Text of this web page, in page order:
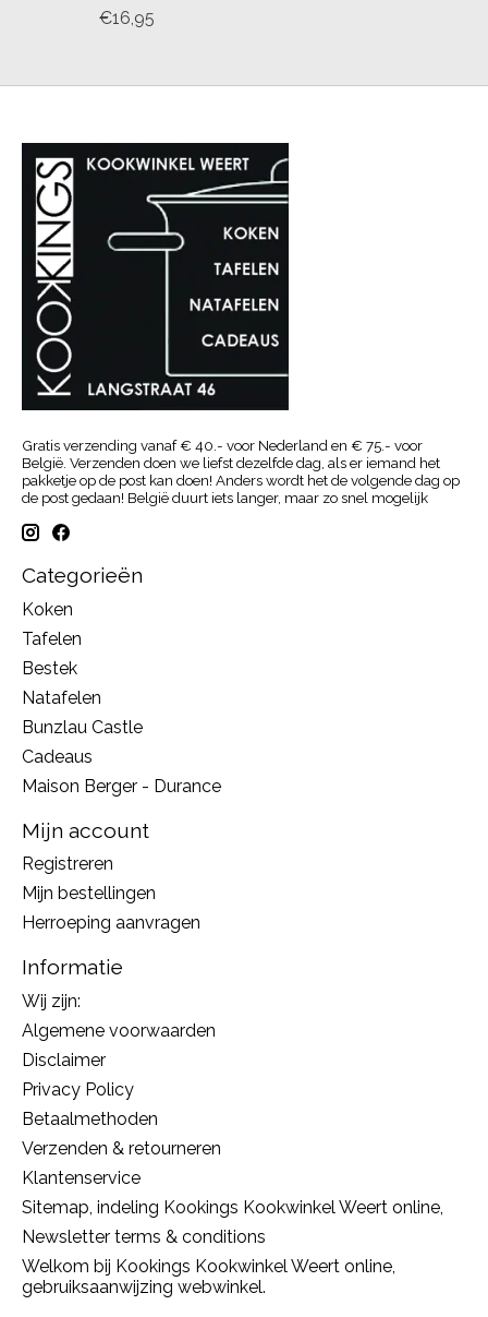
€16,95
Gratis verzending vanaf € 40.- voor Nederland en € 75.- voor
België. Verzenden doen we liefst dezelfde dag, als er iemand het
pakketje op de post kan doen! Anders wordt het de volgende dag op
de post gedaan! België duurt iets langer, maar zo snel mogelijk
Categorieën
Koken
Tafelen
Bestek
Natafelen
Bunzlau Castle
Cadeaus
Maison Berger - Durance
Mijn account
Registreren
Mijn bestellingen
Herroeping aanvragen
Informatie
Wij zijn:
Algemene voorwaarden
Disclaimer
Privacy Policy
Betaalmethoden
Verzenden & retourneren
Klantenservice
Sitemap, indeling Kookings Kookwinkel Weert online,
Newsletter terms & conditions
Welkom bij Kookings Kookwinkel Weert online,
gebruiksaanwijzing webwinkel.